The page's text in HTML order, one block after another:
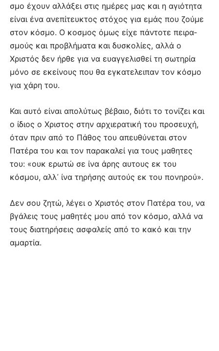
σμο έχουν αλλά­ξει στις ημέρες μας και η αγιότητα
είναι ένα ανεπί­τευ­κτος στόχος για εμάς που ζούμε
στον κόσμο. Ο κο­σμος όμως είχε πάντοτε πειρα­
σμούς και προβλήματα και δυ­σκο­λίες, αλλά ο
Χριστός δεν ήρθε για να ευαγγελισθεί τη σωτηρία
μόνο σε εκείνους που θα εγκα­τε­λειπαν τον κόσμο
για χάρη του.
Και αυτό είναι απολύτως βέβαιο, διότι το τονίζει και
ο ίδιος ο Χρι­στος στην αρ­χιερατική του προ­σευχή,
όταν πριν από το Πάθος του απευθύνεται στον
Πατέρα του και τον παρακαλεί για τους μαθη­τες
του: «ουκ ερωτώ σε ίνα άρης αυ­­τους εκ του
κόσμου, αλλ᾽ ίνα τηρή­σης αυτούς εκ του πονηρού».
Δεν σου ζητώ, λέγει ο Χριστός στον Πατέρα του, να
βγάλεις τους μαθητές μου από τον κόσμο, αλλά να
τους διατηρήσεις ασφαλείς από το κακό και την
αμαρ­τία.